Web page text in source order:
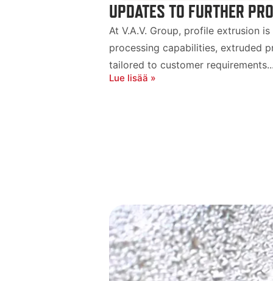
UPDATES TO FURTHER
At V.A.V. Group, profile extrusion
processing capabilities, extruded
tailored to customer
Lue lisää »